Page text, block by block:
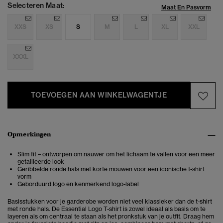
Selecteren Maat: Maat En Pasvorm
XXS XS S M L XL XXL
XXXL
TOEVOEGEN AAN WINKELWAGENTJE
Opmerkingen
Slim fit – ontworpen om nauwer om het lichaam te vallen voor een meer
getailleerde look
Geribbelde ronde hals met korte mouwen voor een iconische t-shirt
vorm
Geborduurd logo en kenmerkend logo-label
Basisstukken voor je garderobe worden niet veel klassieker dan de t-shirt
met ronde hals. De Essential Logo T-shirt is zowel ideaal als basis om te
layeren als om centraal te staan als het pronkstuk van je outfit. Draag hem